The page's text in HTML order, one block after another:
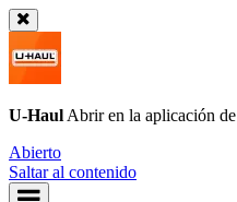
U-Haul Abrir en la aplicación de
Abierto
Saltar al contenido